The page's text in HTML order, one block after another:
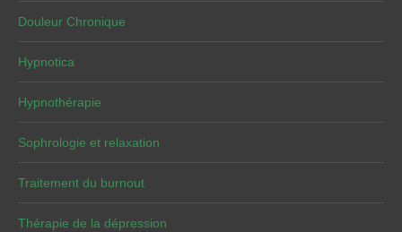
Douleur Chronique
Hypnotica
Hypnothérapie
Sophrologie et relaxation
Traitement du burnout
Thérapie de la dépression